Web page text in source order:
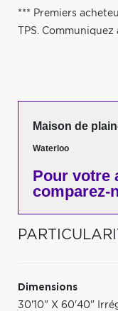
*** Premiers
TPS.
Maison de
Waterloo
Pour votre
comparez-
Dimensions
30'10" X 60'40"